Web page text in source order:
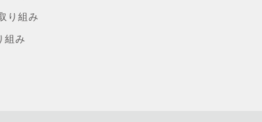
り組み
組み